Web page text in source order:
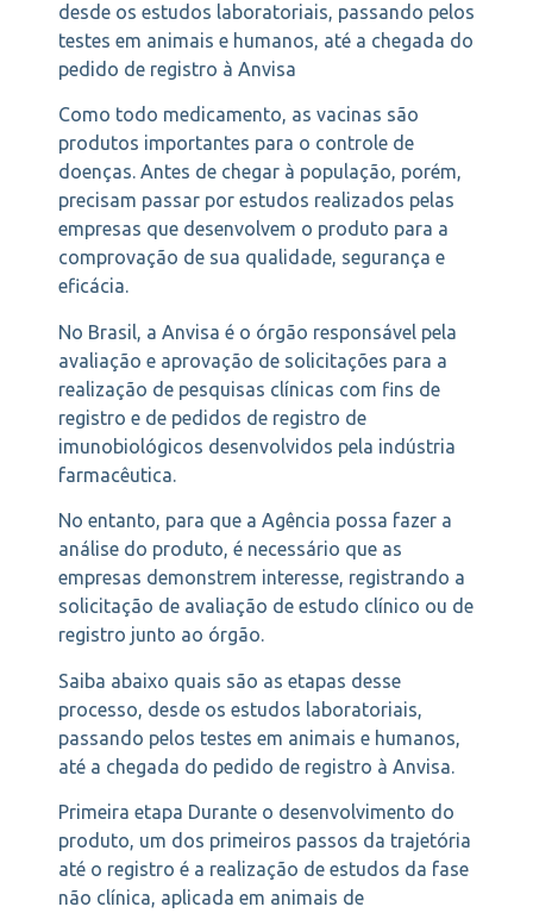
desde os estudos laboratoriais, passando pelos
testes em animais e humanos, até a chegada do
pedido de registro à Anvisa
Como todo medicamento, as vacinas são
produtos importantes para o controle de
doenças. Antes de chegar à população, porém,
precisam passar por estudos realizados pelas
empresas que desenvolvem o produto para a
comprovação de sua qualidade, segurança e
eficácia.
No Brasil, a Anvisa é o órgão responsável pela
avaliação e aprovação de solicitações para a
realização de pesquisas clínicas com fins de
registro e de pedidos de registro de
imunobiológicos desenvolvidos pela indústria
farmacêutica.
No entanto, para que a Agência possa fazer a
análise do produto, é necessário que as
empresas demonstrem interesse, registrando a
solicitação de avaliação de estudo clínico ou de
registro junto ao órgão.
Saiba abaixo quais são as etapas desse
processo, desde os estudos laboratoriais,
passando pelos testes em animais e humanos,
até a chegada do pedido de registro à Anvisa.
Primeira etapa Durante o desenvolvimento do
produto, um dos primeiros passos da trajetória
até o registro é a realização de estudos da fase
não clínica, aplicada em animais de